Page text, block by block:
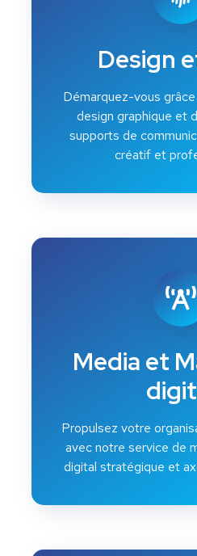
Design
Démarquez-vous
design graphique et
supports de
créatif et
Media et
Propulsez votre
avec notre service de
digital stratégique et